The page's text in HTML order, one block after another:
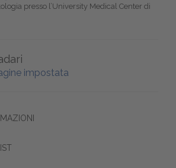
presso l’University Medical Center di